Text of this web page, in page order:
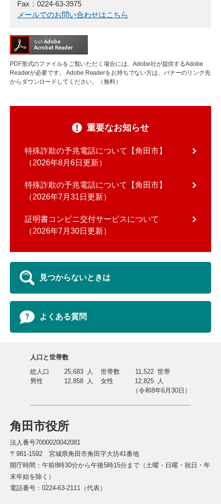
Fax：0224-63-3975
メールでのお問い合わせはこちら
PDF形式のファイルをご覧いただく場合には、Adobe社が提供するAdobe
Readerが必要です。
Adobe Readerをお持ちでない方は、バナーのリンク先
からダウンロードしてください。（無料）
重要なお知らせ
特殊詐欺の予兆電話について【角田市】
2026年8月6日更新
特殊詐欺の予兆電話について【角田市】
2026年7月31日更新
証明書コンビニ交付サービスについて
2026年7月30日更新
見つからないときは
よくある質問
角田市役所
法人番号7000020042081
〒981-1592 宮城県角田市角田字大坊41番地
開庁時間：午前8時30分から午後5時15分まで（土曜・日曜・祝日・年
末年始を除く）
電話番号：0224-63-2111（代表）
人口と世帯数
総人口
25,683 人 世帯数 11,522 世帯
男性
12,858 人 女性 12,825 人
（令和8年6月30日）